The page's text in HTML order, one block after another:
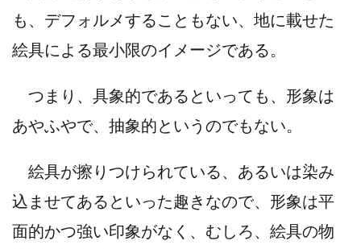
も、デフォルメすることもない、地に載せた
絵具による最小限のイメージである。
つまり、具象的であるといっても、形象は
あやふやで、抽象的というのでもない。
絵具が擦りつけられている、あるいは染み
込ませてあるといった趣きなので、形象は平
面的かつ強い印象がなく、むしろ、絵具の物